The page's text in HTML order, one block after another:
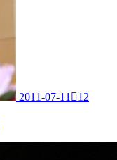
2011-07-11 12